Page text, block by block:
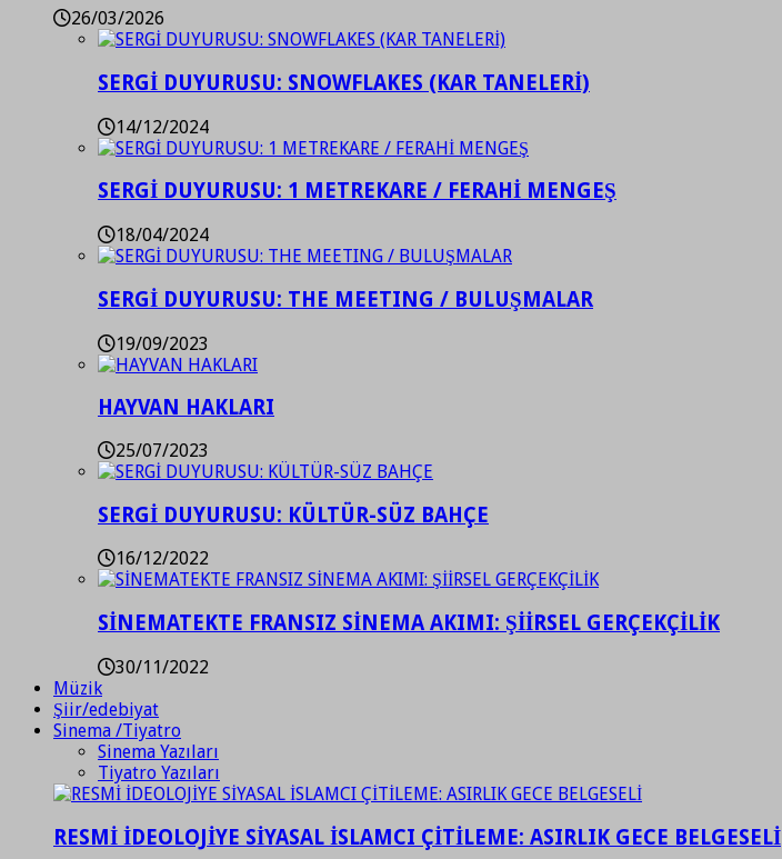
26/03/2026
SERGİ DUYURUSU: SNOWFLAKES (KAR TANELERİ)
14/12/2024
SERGİ DUYURUSU: 1 METREKARE / FERAHİ MENGEŞ
18/04/2024
SERGİ DUYURUSU: THE MEETING / BULUŞMALAR
19/09/2023
HAYVAN HAKLARI
25/07/2023
SERGİ DUYURUSU: KÜLTÜR-SÜZ BAHÇE
16/12/2022
SİNEMATEKTE FRANSIZ SİNEMA AKIMI: ŞİİRSEL GERÇEKÇİLİK
30/11/2022
Müzik
Şiir/edebiyat
Sinema /Tiyatro
Sinema Yazıları
Tiyatro Yazıları
RESMİ İDEOLOJİYE SİYASAL İSLAMCI ÇİTİLEME: ASIRLIK GECE BELGESELİ